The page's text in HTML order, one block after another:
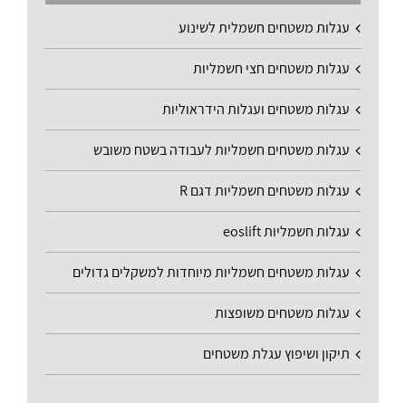
עגלות משטחים חשמלית לשינוע
עגלות משטחים חצי חשמליות
עגלות משטחים ועגלות הידראוליות
עגלות משטחים חשמליות לעבודה בשטח משובש
עגלות משטחים חשמליות דגם R
עגלות חשמליות eoslift
עגלות משטחים חשמליות מיוחדות למשקלים גדולים
עגלות משטחים משופצות
תיקון ושיפוץ עגלת משטחים